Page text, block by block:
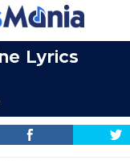
Lyrics